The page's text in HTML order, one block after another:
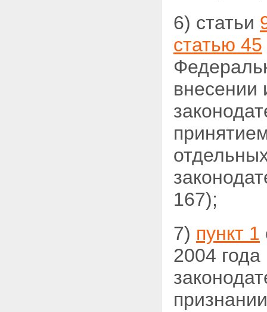
6) статьи
статью 45
внесении
167);
7) пункт 1
2004